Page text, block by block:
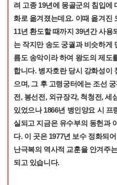
려 고종 19년에 몽골군의 침입에
화로 옮겨졌는데요. 이때 옮겨진
11년 환도할 때까지 39년간 사용
는 작지만 송도 궁궐과 비슷하게
름도 송악이라 하여 왕도의 제도
합니다. 병자호란 당시 강화성이
으며, 그 후 고령궁터에는 조선
전, 봉선전, 외규장각, 척청전, 세
있었으나 1866년 병인양요 시 프
실되고 지금은 유수부의 동헌과
다. 이 곳은 1977년 보수 정화되
난극복의 역사적 교훈을 안겨주
되고 있습니다.